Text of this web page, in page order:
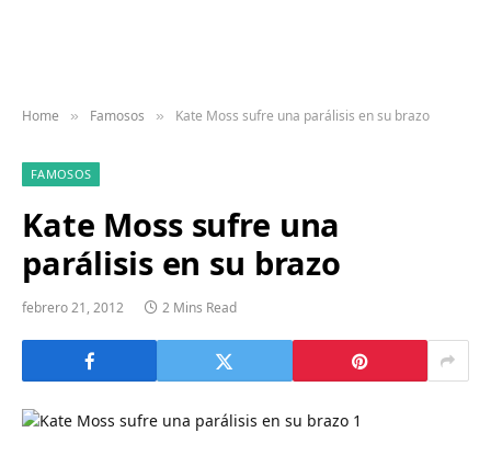
Home » Famosos » Kate Moss sufre una parálisis en su brazo
FAMOSOS
Kate Moss sufre una
parálisis en su brazo
febrero 21, 2012 2 Mins Read